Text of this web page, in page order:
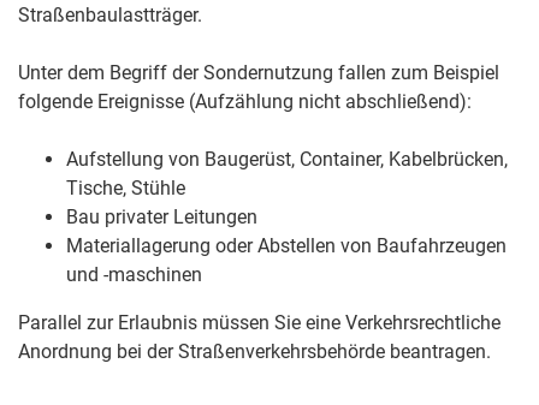
Straßenbaulastträger.
Unter dem Begriff der Sondernutzung fallen zum Beispiel
folgende Ereignisse (Aufzählung nicht abschließend):
Aufstellung von Baugerüst, Container, Kabelbrücken,
Tische, Stühle
Bau privater Leitungen
Materiallagerung oder Abstellen von Baufahrzeugen
und -maschinen
Parallel zur Erlaubnis müssen Sie eine Verkehrsrechtliche
Anordnung bei der Straßenverkehrsbehörde beantragen.